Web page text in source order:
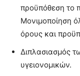
προϋπόθεση το
Μονιμοποίηση
όρους και
Διπλασιασμός
υγειονομικών.